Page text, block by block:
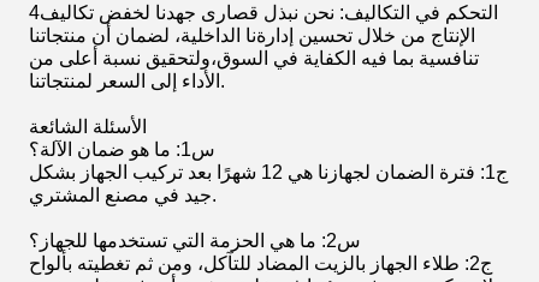
4التحكم في التكاليف: نحن نبذل قصارى جهدنا لخفض تكاليف
الإنتاج من خلال تحسين إدارةنا الداخلية، لضمان أن منتجاتنا
تنافسية بما فيه الكفاية في السوق،ولتحقيق نسبة أعلى من
الأداء إلى السعر لمنتجاتنا.
الأسئلة الشائعة
س1: ما هو ضمان الآلة؟
ج1: فترة الضمان لجهازنا هي 12 شهرًا بعد تركيب الجهاز بشكل
جيد في مصنع المشتري.
س2: ما هي الحزمة التي تستخدمها للجهاز؟
ج2: طلاء الجهاز بالزيت المضاد للتآكل، ومن ثم تغطيته بألواح